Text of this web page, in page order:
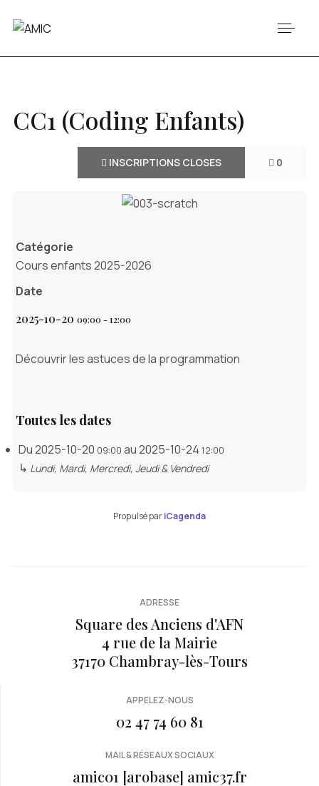
CC1 (Coding Enfants)
INSCRIPTIONS CLOSES 0
Catégorie
Cours enfants 2025-2026
Date
2025-10-20 09:00-12:00
Découvrir les astuces de la programmation
Toutes les dates
Du2025-10-20 09:00 au2025-10-24 12:00
↳ Lundi, Mardi, Mercredi, Jeudi & Vendredi
Propulsé pariCagenda
ADRESSE
Square des Anciens d'AFN
4 rue de la Mairie
37170 Chambray-lès-Tours
APPELEZ-NOUS
02 47 74 60 81
MAIL & RÉSEAUX SOCIAUX
amic01 [arobase] amic37.fr